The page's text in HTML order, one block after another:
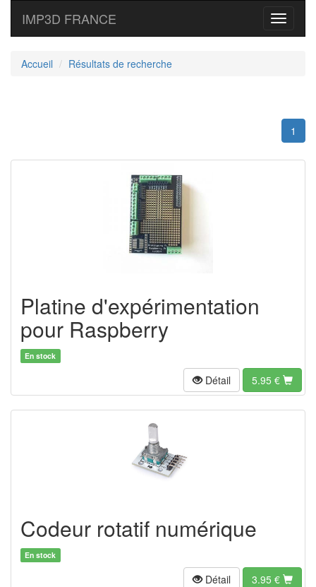
Toggle
IMP3D FRANCE
Accueil Résultats de recherche
1
Platine d'expérimentation
pour Raspberry
En stock
Détail 5.95 €
Codeur rotatif numérique
En stock
Détail 3.95 €